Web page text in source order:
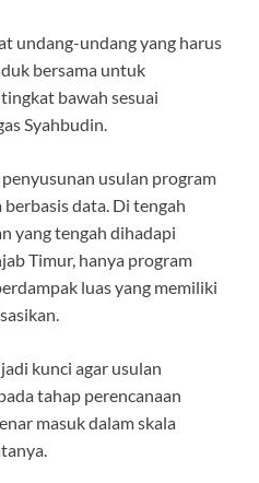
undang-undang yang harus
bersama untuk
bawah sesuai
Syahbudin.
usulan program
data. Di tengah
yang tengah dihadapi
Timur, hanya program
luas yang memiliki
kunci agar usulan
tahap perencanaan
masuk dalam skala